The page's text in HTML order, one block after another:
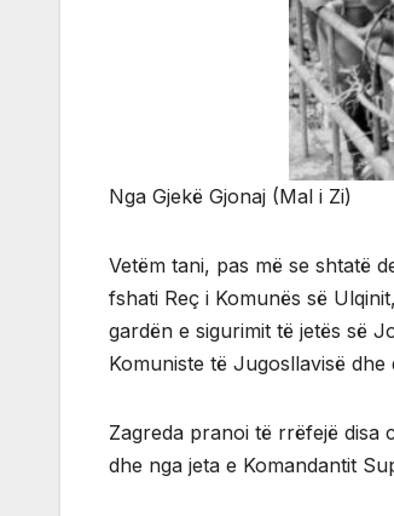
Nga Gjekë Gjonaj (Mal i Zi)
Vetëm tani, pas më se shtatë
fshati Reç i Komunës së
gardën e sigurimit të jetës së
Komuniste të Jugosllavisë
Zagreda pranoi të rrëfejë disa
dhe nga jeta e Komandantit